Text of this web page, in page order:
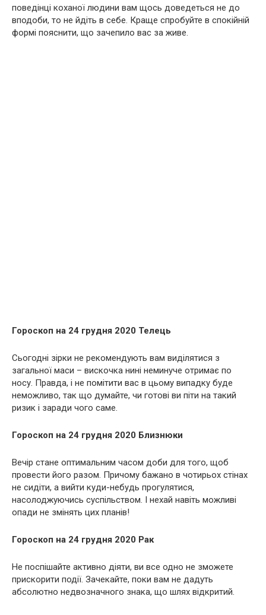
поведінці коханої людини вам щось доведеться не до
вподоби, то не йдіть в себе. Краще спробуйте в спокійній
формі пояснити, що зачепило вас за живе.
Гороскоп на 24 грудня 2020 Телець
Сьогодні зірки не рекомендують вам виділятися з
загальної маси – вискочка нині неминуче отримає по
носу. Правда, і не помітити вас в цьому випадку буде
неможливо, так що думайте, чи готові ви піти на такий
ризик і заради чого саме.
Гороскоп на 24 грудня 2020 Близнюки
Вечір стане оптимальним часом доби для того, щоб
провести його разом. Причому бажано в чотирьох стінах
не сидіти, а вийти куди-небудь прогулятися,
насолоджуючись суспільством. І нехай навіть можливі
опади не змінять цих планів!
Гороскоп на 24 грудня 2020 Рак
Не поспішайте активно діяти, ви все одно не зможете
прискорити події. Зачекайте, поки вам не дадуть
абсолютно недвозначного знака, що шлях відкритий.